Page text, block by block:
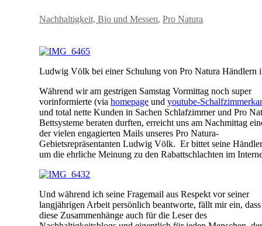
Nachhaltigkeit, Bio und Messen,Pro Natura
Ludwig Völk bei einer Schulung von Pro Natura Händlern
Während wir am gestrigen Samstag Vormittag noch super
vorinformierte (viahomepage undyoutube-
und total nette Kunden in Sachen Schlafzimmer und Pro
Bettsysteme beraten durften, erreicht uns am Nachmittag
der vielen engagierten Mails unseres Pro Natura-
Gebietsrepräsentanten Ludwig Völk. Er bittet seine
um die ehrliche Meinung zu den Rabattschlachten im
Und während ich seine Fragemail aus Respekt vor seiner
langjährigen Arbeit persönlich beantworte, fällt mir ein, dass
diese Zusammenhänge auch für die Leser des